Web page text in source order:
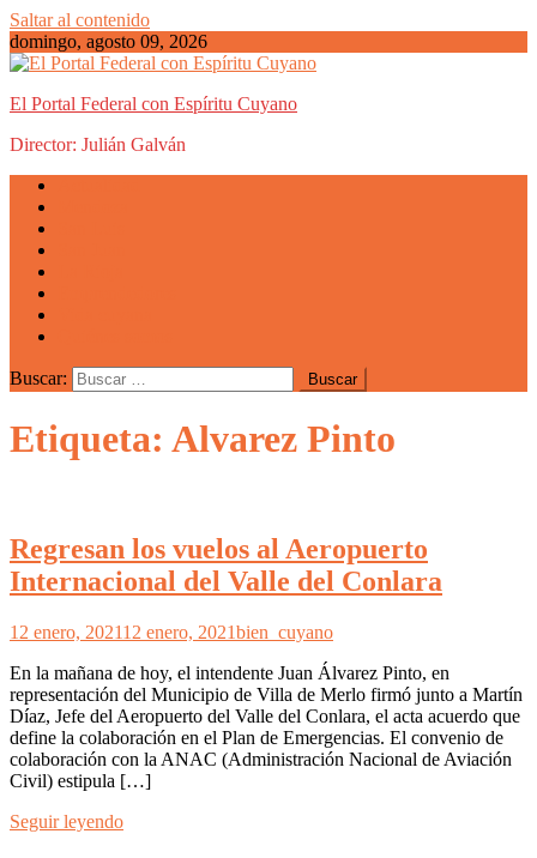
Saltar al contenido
domingo, agosto 09, 2026
El Portal Federal con Espíritu Cuyano
Director: Julián Galván
Buscar:
Etiqueta: Alvarez Pinto
Regresan los vuelos al Aeropuerto
Internacional del Valle del Conlara
12 enero, 202112 enero, 2021bien_cuyano
En la mañana de hoy, el intendente Juan Álvarez Pinto, en
representación del Municipio de Villa de Merlo firmó junto a Martín
Díaz, Jefe del Aeropuerto del Valle del Conlara, el acta acuerdo que
define la colaboración en el Plan de Emergencias. El convenio de
colaboración con la ANAC (Administración Nacional de Aviación
Civil) estipula […]
Seguir leyendo